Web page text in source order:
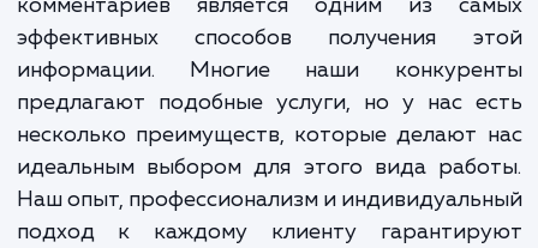
трафика на вашем сайте. Активность в
комментариев может привлечь
пользователей и улучшить ваше
в поисковых системах. Это также
увеличить время пребывания
вашем сайте и повысить их вовлеченность,